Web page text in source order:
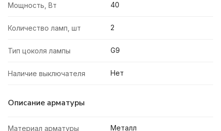
Мощность, Вт 40
Количество ламп, шт 2
Тип цоколя лампы G9
Наличие выключателя Нет
Описание арматуры
Материал арматуры Металл